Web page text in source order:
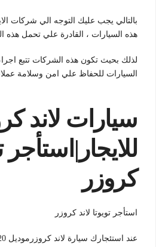
بالتالي يجب عليك التوجه الي شركات
هذه السيارات ، القادرة علي تحمل هذه
لذلك بحيث تكون هذه الشركات تتبع
السيارات للحفاظ علي امن وسلامة
للايجار |استأجر
كروزر
استأجر تويوتا لاند كروزر